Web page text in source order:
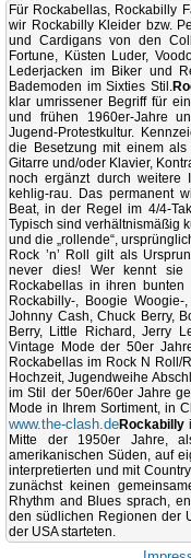
Für Rockabellas, Rockabilly
wir Rockabilly Kleider bzw.
und Cardigans von den
Fortune, Küsten Luder,
Lederjacken im Biker und
Bademoden im Sixties Stil.
klar umrissener Begriff für
und frühen 1960er-Jahre
Jugend-Protestkultur.
die Besetzung mit einem als
Gitarre und/oder Klavier,
noch ergänzt durch weitere
kehlig-rau. Das permanent
Beat, in der Regel im 4/4-
Typisch sind verhältnismäßig
und die „rollende“,
Rock ’n’ Roll gilt als
never dies! Wer kennt
Rockabellas in ihren
Rockabilly-, Boogie
Johnny Cash, Chuck Berry,
Berry, Little Richard, Jerry
Vintage Mode der 50er
Rockabellas im Rock N Roll/
Hochzeit, Jugendweihe
im Stil der 50er/60er Jahre
Mode in Ihrem Sortiment, in
www.the-clash.deRockabilly
Mitte der 1950er Jahre,
amerikanischen Süden, auf
interpretierten und mit
zunächst keinen
Rhythm and Blues sprach,
den südlichen Regionen der
der USA starteten.